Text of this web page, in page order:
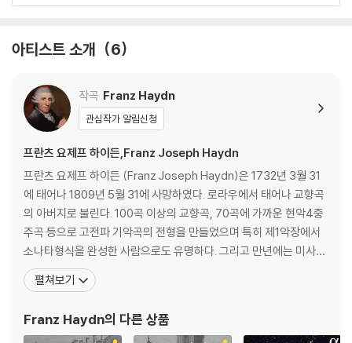
아티스트 소개 6
작곡 Franz Haydn
관심작가 알림신청
프란츠 요제프 하이든,Franz Joseph Haydn
프란츠 요제프 하이든 (Franz Joseph Haydn)은 1732년 3월 31
에 태어나 1809년 5월 31에 사망하였다. 로라우에서 태어나 교향곡
의 아버지로 불린다. 100곡 이상의 교향곡, 70곡에 가까운 현악4중
주곡 등으로 고전파 기악곡의 전형을 만들었으며 특히 제1악장에서
소나타형식을 완성한 사람으로도 유명하다. 그리고 만년에는 미사곡
과 '천지창조(天地創造) Schopfung'(1798), '사계(四季) Die J
ahreszeiten'(1801) 등 오라토리오풍의 교회음악의 명작을 남겼
태어난 그는
펼쳐보기
Franz Haydn의 다른 상품